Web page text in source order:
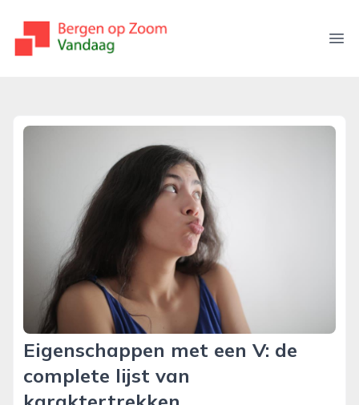
bergenopzoomvandaag.nl
Eigenschappen met een V: de
complete lijst van